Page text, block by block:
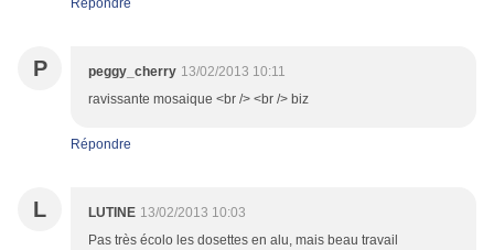
Répondre
P peggy_cherry 13/02/2013 10:11
ravissante mosaique <br /> <br /> biz
Répondre
L LUTINE 13/02/2013 10:03
Pas très écolo les dosettes en alu, mais beau travail